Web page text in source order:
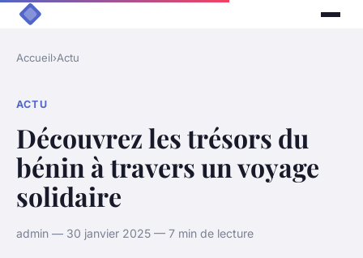
Accueil›Actu
ACTU
Découvrez les trésors du
bénin à travers un voyage
solidaire
admin — 30 janvier 2025 — 7 min de lecture